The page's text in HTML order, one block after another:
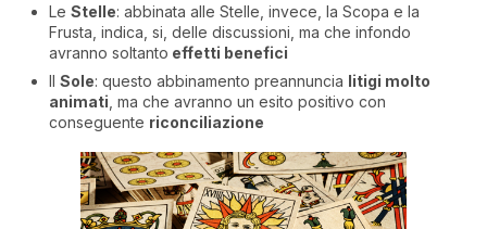
Le Stelle: abbinata alle Stelle, invece, la Scopa e la
Frusta, indica, si, delle discussioni, ma che infondo
avranno soltanto effetti benefici
Il Sole: questo abbinamento preannuncia litigi molto
animati , ma che avranno un esito positivo con
conseguente riconciliazione